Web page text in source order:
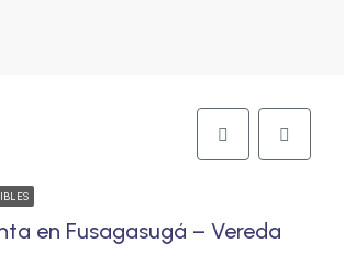
en Fusagasugá – Vereda